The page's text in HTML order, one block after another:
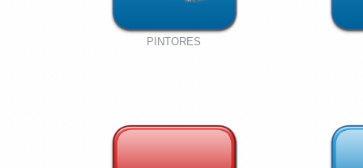
PINTORES